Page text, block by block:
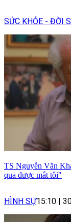
SỨC KHỎE - ĐỜI
TS Nguyễn Văn
qua được mắt tôi"
HÌNH SỰ15:10 |